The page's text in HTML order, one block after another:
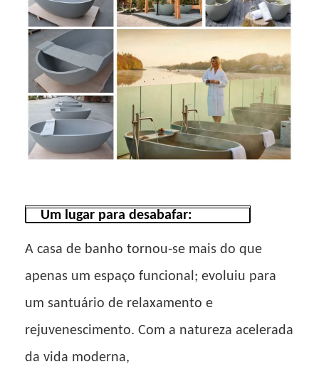
Um lugar para desabafar:
A casa de banho tornou-se mais do que
apenas um espaço funcional; evoluiu para
um santuário de relaxamento e
rejuvenescimento. Com a natureza acelerada
da vida moderna,